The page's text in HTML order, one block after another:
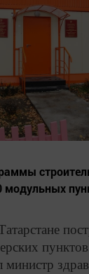
модульных
министр